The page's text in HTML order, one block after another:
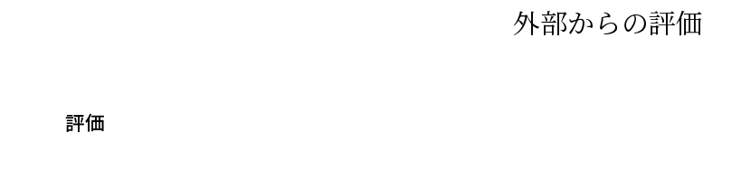
外部からの評価
評価